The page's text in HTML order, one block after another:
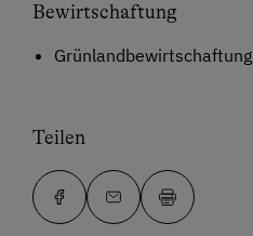
Bewirtschaftung
Grünlandbewirtschaftung
Teilen